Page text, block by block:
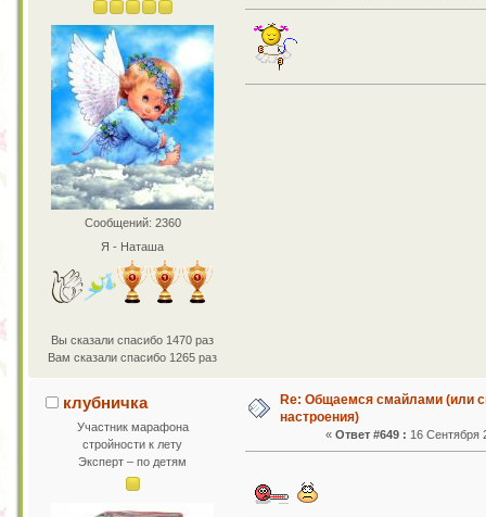
Сообщений: 2360
Я - Наташа
Вы сказали спасибо 1470 раз
Вам сказали спасибо 1265 раз
клубничка
Участник марафона
стройности к лету
Эксперт – по детям
Re: Общаемся смайлами (или
настроения)
«Ответ #649 : 16 Сентября